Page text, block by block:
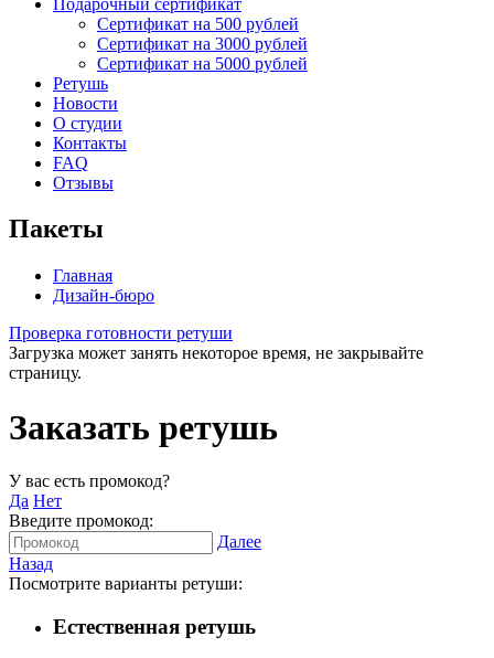
Сертификат на 500 рублей
Сертификат на 3000 рублей
Сертификат на 5000 рублей
Ретушь
Новости
О студии
Контакты
FAQ
Отзывы
Пакеты
Главная
Дизайн-бюро
Проверка готовности ретуши
Загрузка может занять некоторое время, не закрывайте
страницу.
Заказать ретушь
У вас есть промокод?
Да Нет
Введите промокод:
Далее
Назад
Посмотрите варианты ретуши:
Естественная ретушь